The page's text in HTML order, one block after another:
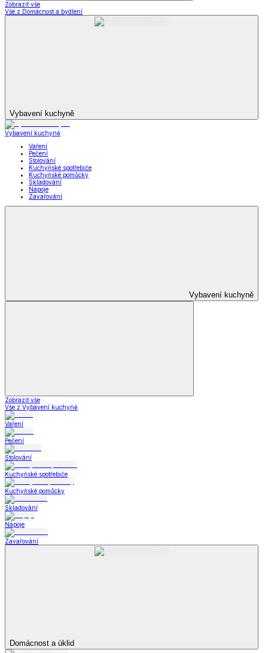
Zobrazit vše
Vše z Domácnost a bydlení
Vybavení kuchyně
Vybavení kuchyně
Vaření
Pečení
Stolování
Kuchyňské spotřebiče
Kuchyňské pomůcky
Skladování
Nápoje
Zavařování
Vybavení kuchyně
Zobrazit vše
Vše z Vybavení kuchyně
Vaření
Pečení
Stolování
Kuchyňské spotřebiče
Kuchyňské pomůcky
Skladování
Nápoje
Zavařování
Domácnost a úklid